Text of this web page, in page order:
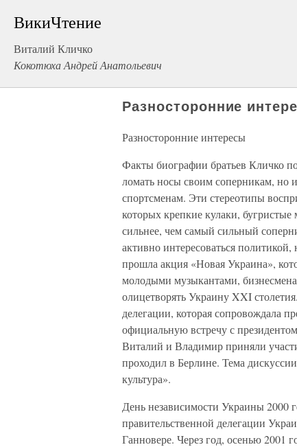
ВикиЧтение
Виталий Кличко
Кокотюха Андрей Анатольевич
Разносторонние
Разносторонние интересы
Факты биографии братьев Кличко
ломать носы своим соперникам, но
спортсменам. Эти стереотипы
которых крепкие кулаки,
сильнее, чем самый сильный
активно интересоваться
прошла акция «Новая Украина»,
молодыми музыкантами,
олицетворять Украину XXI
делегации, которая сопровождала
официальную встречу с
Виталий и Владимир приняли
проходил в Берлине. Тема
культура».
День независимости Украины 2000
правительственной делегации
Ганновере. Через год, осенью 2001